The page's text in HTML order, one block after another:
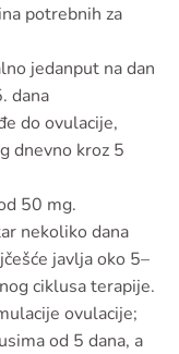
potrebnih za
jedanput na dan
dana
do ovulacije,
dnevno kroz 5
50 mg.
nekoliko dana
javlja oko 5–
ciklusa terapije.
ovulacije;
od 5 dana, a